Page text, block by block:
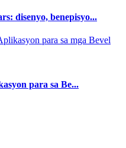
disenyo, benepisyo...
para sa Be...